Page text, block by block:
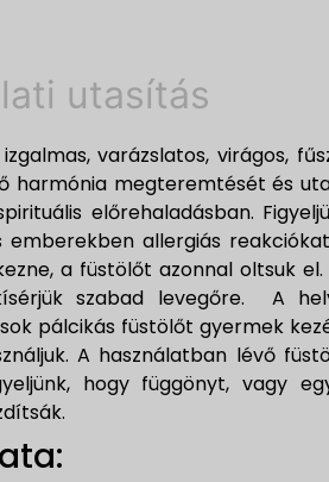
utasítás
varázslatos, virágos,
harmónia megteremtését és
előrehaladásban.
allergiás
a füstölőt azonnal oltsuk
szabad levegőre. A
pálcikás füstölőt gyermek
A használatban lévő
hogy függönyt, vagy